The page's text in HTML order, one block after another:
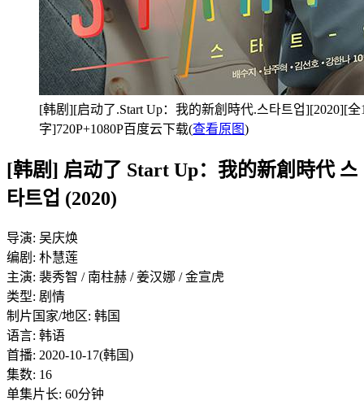
[韩剧][启动了.Start Up：我的新創時代.스타트업][2020][
字]720P+1080P百度云下载(查看原图)
[韩剧] 启动了 Start Up：我的新創時代 스
타트업 (2020)
导演: 吴庆焕
编剧: 朴慧莲
主演: 裴秀智 / 南柱赫 / 姜汉娜 / 金宣虎
类型: 剧情
制片国家/地区: 韩国
语言: 韩语
首播: 2020-10-17(韩国)
集数: 16
单集片长: 60分钟